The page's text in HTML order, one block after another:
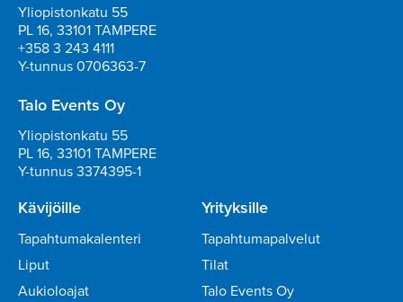
Yliopistonkatu 55
PL 16, 33101 TAMPERE
+358 3 243 4111
Y-tunnus 0706363-7
Talo Events Oy
Yliopistonkatu 55
PL 16, 33101 TAMPERE
Y-tunnus 3374395-1
Kävijöille
Tapahtumakalenteri
Liput
Aukioloajat
Yrityksille
Tapahtumapalvelut
Tilat
Talo Events Oy